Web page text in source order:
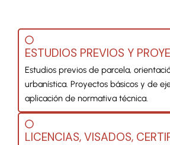
ESTUDIOS PREVIOS Y
Estudios previos de parcela,
urbanística. Proyectos básicos y de
aplicación de normativa técnica.
LICENCIAS, VISADOS,